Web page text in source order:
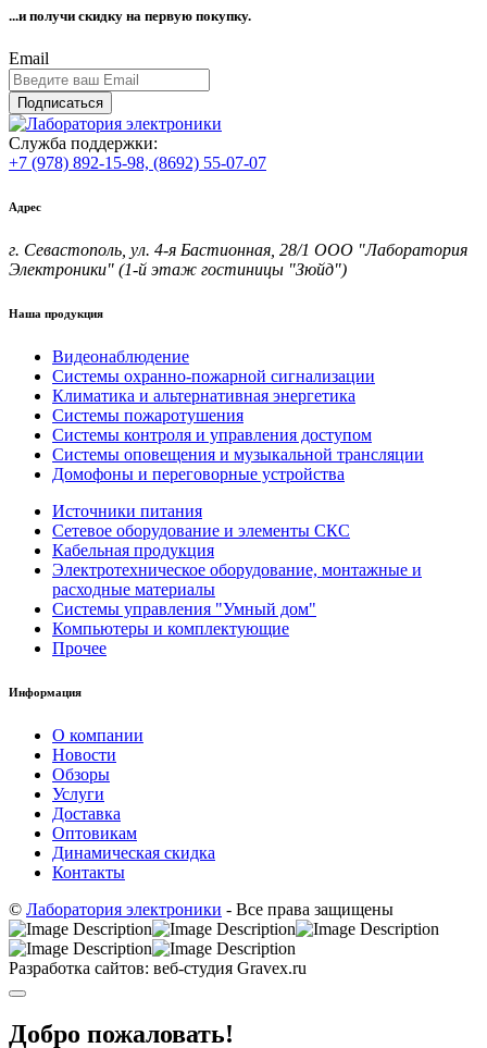
...и получи скидку на первую покупку.
Email
Подписаться
Служба поддержки:
+7 (978) 892-15-98, (8692) 55-07-07
Адрес
г. Севастополь, ул. 4-я Бастионная, 28/1 ООО "Лаборатория
Электроники" (1-й этаж гостиницы "Зюйд")
Наша продукция
Видеонаблюдение
Системы охранно-пожарной сигнализации
Климатика и альтернативная энергетика
Системы пожаротушения
Системы контроля и управления доступом
Системы оповещения и музыкальной трансляции
Домофоны и переговорные устройства
Источники питания
Сетевое оборудование и элементы СКС
Кабельная продукция
Электротехническое оборудование, монтажные и
расходные материалы
Системы управления "Умный дом"
Компьютеры и комплектующие
Прочее
Информация
О компании
Новости
Обзоры
Услуги
Доставка
Оптовикам
Динамическая скидка
Контакты
© Лаборатория электроники - Все права защищены
Разработка сайтов: веб-студия Gravex.ru
Добро пожаловать!